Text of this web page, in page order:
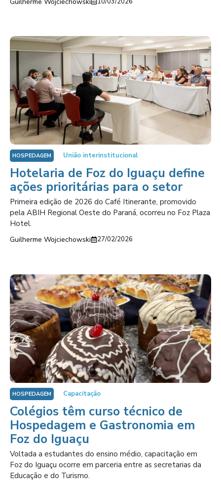
HOSPEDAGEM União interinstitucional
Hotelaria de Foz do Iguaçu define
ações prioritárias para o setor
Primeira edição de 2026 do Café Itinerante, promovido
pela ABIH Regional Oeste do Paraná, ocorreu no Foz Plaza
Hotel.
Guilherme Wojciechowski 27/02/2026
HOSPEDAGEM Capacitação
Colégios têm curso técnico de
Hospedagem e Gastronomia em
Foz do Iguaçu
Voltada a estudantes do ensino médio, capacitação em
Foz do Iguaçu ocorre em parceria entre as secretarias da
Educação e do Turismo.